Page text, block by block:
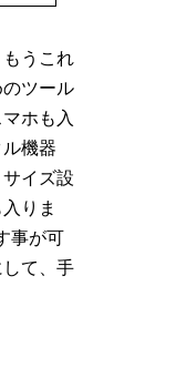
うこれ
ツール
ホも入
機器
イズ設
りま
事が可
て、手